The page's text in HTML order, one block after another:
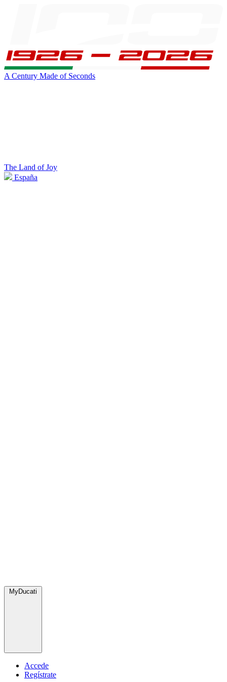
A Century Made of Seconds
The Land of Joy
España
MyDucati
Accede
Regístrate